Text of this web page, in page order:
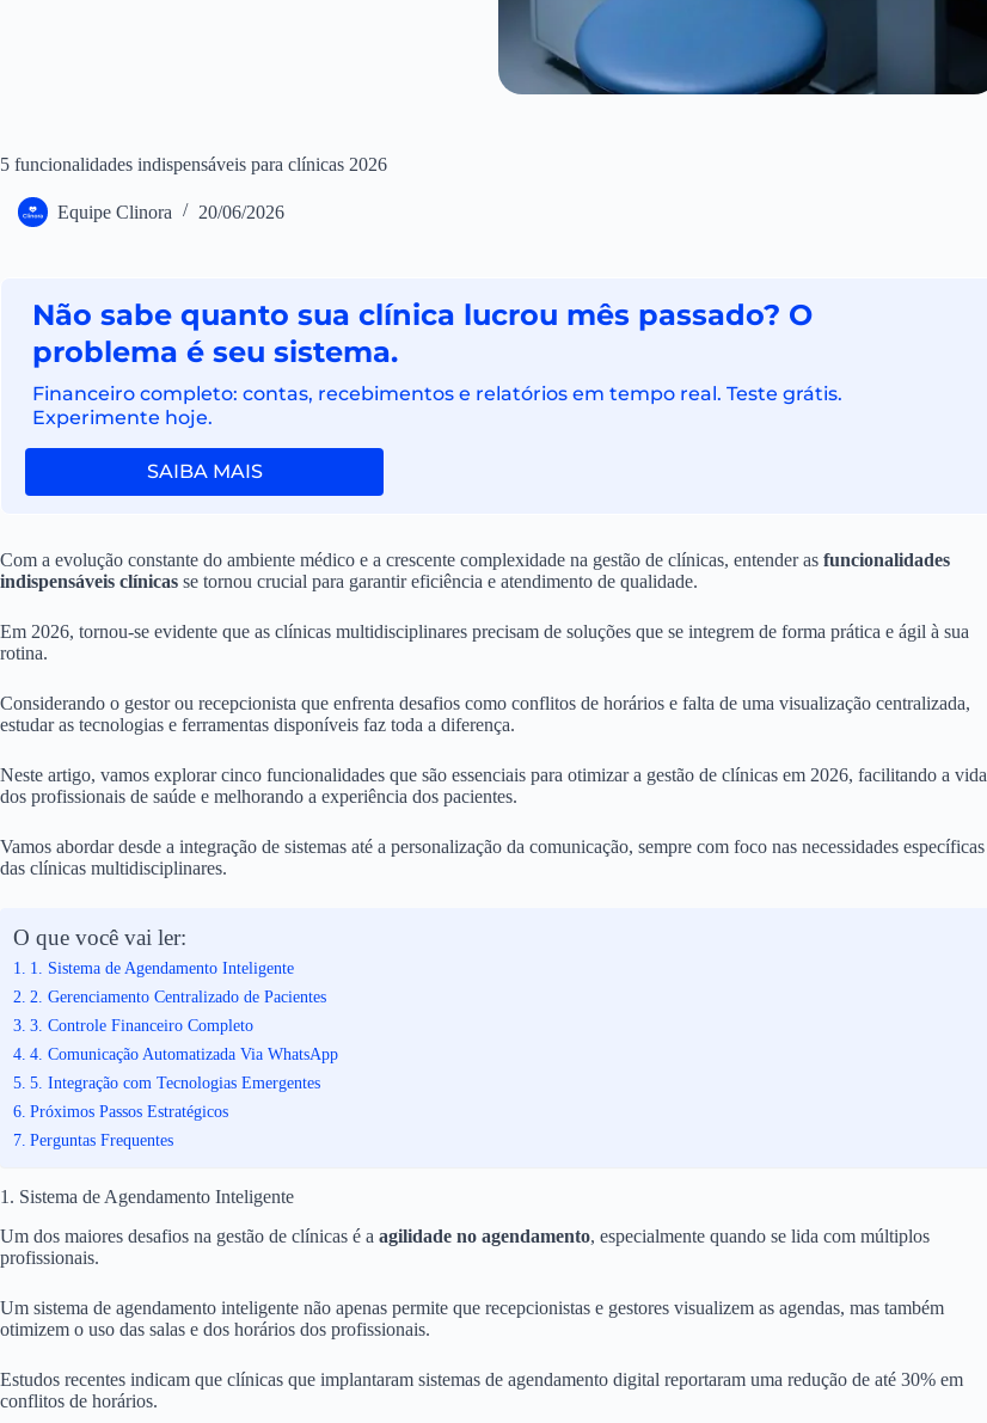
5 funcionalidades indispensáveis para clínicas 2026
Equipe Clinora 20/06/2026
Não sabe quanto sua clínica lucrou mês passado? O
problema é seu sistema.
Financeiro completo: contas, recebimentos e relatórios em tempo real. Teste grátis.
Experimente hoje.
SAIBA MAIS
Com a evolução constante do ambiente médico e a crescente complexidade na gestão de clínicas, entender as funcionalidades
indispensáveis clínicas se tornou crucial para garantir eficiência e atendimento de qualidade.
Em 2026, tornou-se evidente que as clínicas multidisciplinares precisam de soluções que se integrem de forma prática e ágil à sua
rotina.
Considerando o gestor ou recepcionista que enfrenta desafios como conflitos de horários e falta de uma visualização centralizada,
estudar as tecnologias e ferramentas disponíveis faz toda a diferença.
Neste artigo, vamos explorar cinco funcionalidades que são essenciais para otimizar a gestão de clínicas em 2026, facilitando a vida
dos profissionais de saúde e melhorando a experiência dos pacientes.
Vamos abordar desde a integração de sistemas até a personalização da comunicação, sempre com foco nas necessidades específicas
das clínicas multidisciplinares.
O que você vai ler:
1. Sistema de Agendamento Inteligente
2. Gerenciamento Centralizado de Pacientes
3. Controle Financeiro Completo
4. Comunicação Automatizada Via WhatsApp
5. Integração com Tecnologias Emergentes
Próximos Passos Estratégicos
Perguntas Frequentes
1. Sistema de Agendamento Inteligente
Um dos maiores desafios na gestão de clínicas é a agilidade no agendamento, especialmente quando se lida com múltiplos
profissionais.
Um sistema de agendamento inteligente não apenas permite que recepcionistas e gestores visualizem as agendas, mas também
otimizem o uso das salas e dos horários dos profissionais.
Estudos recentes indicam que clínicas que implantaram sistemas de agendamento digital reportaram uma redução de até 30% em
conflitos de horários.